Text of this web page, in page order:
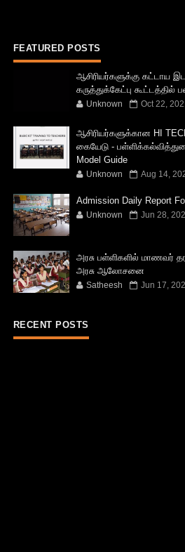
FEATURED POSTS
ஆசிரியர்களுக்கு கட்டாய
கருத்துக்கேட்பு
Unknown Oct 22,
ஆசிரியர்களுக்கான HI
கையேடு -
Model Guide
Unknown Aug 14,
Admission Daily Report
Unknown Jun 28,
அரசு பள்ளிகளில் மாணவர்
அரசு ஆலோசனை
Satheesh Jun 17,
RECENT POSTS